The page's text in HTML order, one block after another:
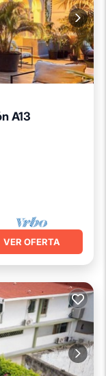
A13
VER OFERTA